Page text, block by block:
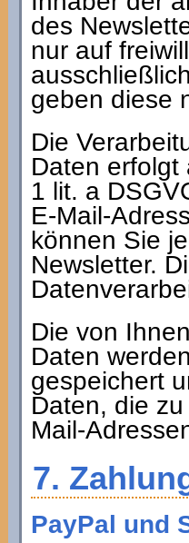
des
nur auf
geben diese
Die
Daten erfolgt
1 lit. a
E-Mail-
können Sie
Newsletter.
Die von
Daten
gespeichert
Daten, die
Mail-
7.
PayPal und